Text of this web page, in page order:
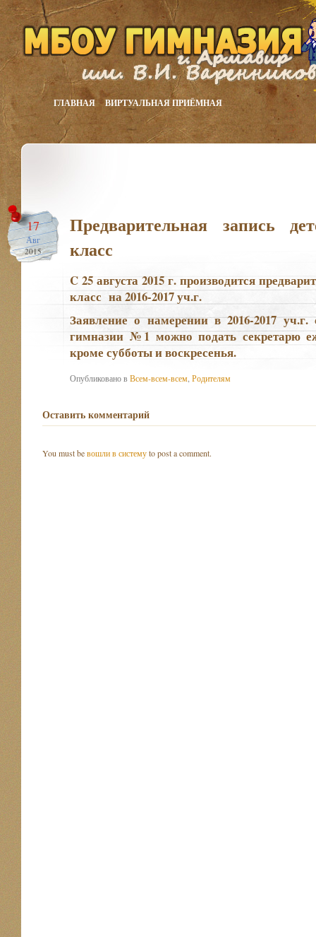
ГЛАВНАЯ ВИРТУАЛЬНАЯ ПРИЁМНАЯ
17
Авг
2015
Предварительная запись
класс
C 25 августа 2015 г. производится
класс на 2016-2017 уч.г.
Заявление о намерении в 2016-2017
гимназии №1 можно подать секретарю
кроме субботы и воскресенья.
Опубликовано вВсем-всем-всем Родителям
Оставить комментарий
You must beвошли в системуto post a comment.